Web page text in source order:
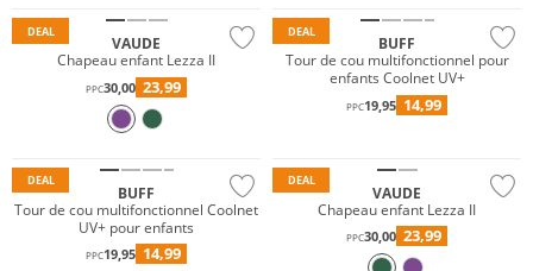
DEAL
VAUDE
Chapeau enfant Lezza II
PPC30,00 23,99
DEAL
BUFF
Tour de cou multifonctionnel pour
enfants Coolnet UV+
PPC19,95 14,99
DEAL
BUFF
Tour de cou multifonctionnel Coolnet
UV+ pour enfants
PPC19,95 14,99
DEAL
VAUDE
Chapeau enfant Lezza II
PPC30,00 23,99
Résistant à l'eau